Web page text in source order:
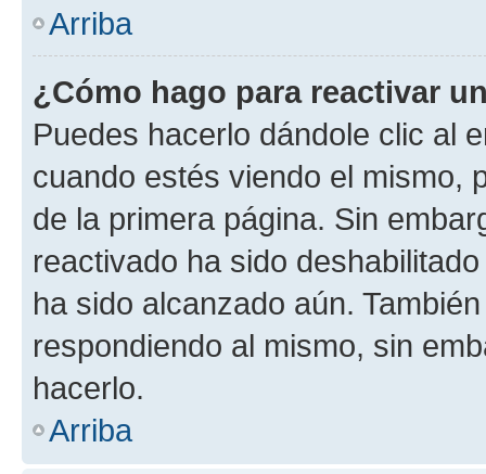
Arriba
¿Cómo hago para reactivar
Puedes hacerlo dándole clic al
cuando estés viendo el mismo,
de la primera página. Sin
reactivado ha sido
ha sido alcanzado aún.
respondiendo al mismo, sin
hacerlo.
Arriba